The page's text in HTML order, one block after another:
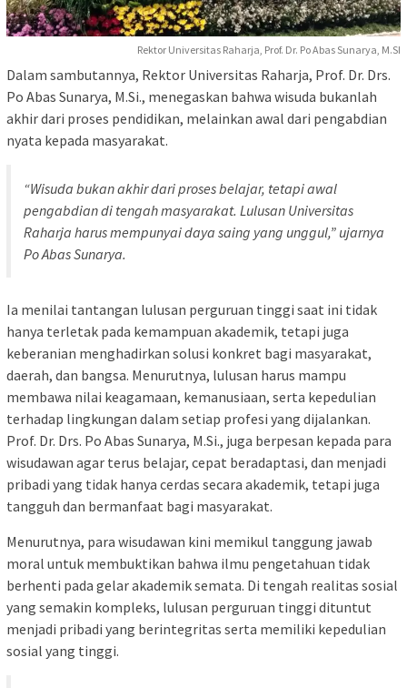
Rektor Universitas Raharja, Prof. Dr. Po Abas Sunarya, M.SI
Dalam sambutannya, Rektor Universitas Raharja, Prof. Dr. Drs.
Po Abas Sunarya, M.Si., menegaskan bahwa wisuda bukanlah
akhir dari proses pendidikan, melainkan awal dari pengabdian
nyata kepada masyarakat.
“Wisuda bukan akhir dari proses belajar, tetapi awal
pengabdian di tengah masyarakat. Lulusan Universitas
Raharja harus mempunyai daya saing yang unggul,” ujarnya
Po Abas Sunarya.
Ia menilai tantangan lulusan perguruan tinggi saat ini tidak
hanya terletak pada kemampuan akademik, tetapi juga
keberanian menghadirkan solusi konkret bagi masyarakat,
daerah, dan bangsa. Menurutnya, lulusan harus mampu
membawa nilai keagamaan, kemanusiaan, serta kepedulian
terhadap lingkungan dalam setiap profesi yang dijalankan.
Prof. Dr. Drs. Po Abas Sunarya, M.Si., juga berpesan kepada para
wisudawan agar terus belajar, cepat beradaptasi, dan menjadi
pribadi yang tidak hanya cerdas secara akademik, tetapi juga
tangguh dan bermanfaat bagi masyarakat.
Menurutnya, para wisudawan kini memikul tanggung jawab
moral untuk membuktikan bahwa ilmu pengetahuan tidak
berhenti pada gelar akademik semata. Di tengah realitas sosial
yang semakin kompleks, lulusan perguruan tinggi dituntut
menjadi pribadi yang berintegritas serta memiliki kepedulian
sosial yang tinggi.